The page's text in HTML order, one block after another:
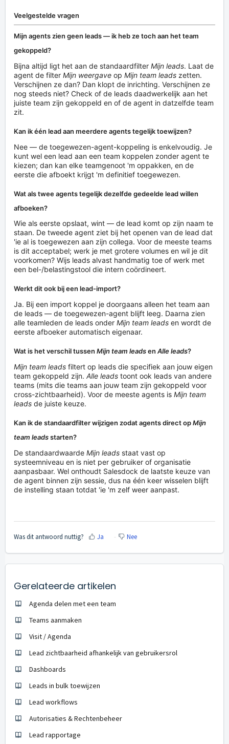
Veelgestelde vragen
Mijn agents zien geen leads — ik heb ze toch aan het team
gekoppeld?
Bijna altijd ligt het aan de standaardfilter Mijn leads. Laat de
agent de filter Mijn weergave op Mijn team leads zetten.
Verschijnen ze dan? Dan klopt de inrichting. Verschijnen ze
nog steeds niet? Check of de leads daadwerkelijk aan het
juiste team zijn gekoppeld en of de agent in datzelfde team
zit.
Kan ik één lead aan meerdere agents tegelijk toewijzen?
Nee — de toegewezen-agent-koppeling is enkelvoudig. Je
kunt wel een lead aan een team koppelen zonder agent te
kiezen; dan kan elke teamgenoot 'm oppakken, en de
eerste die afboekt krijgt 'm definitief toegewezen.
Wat als twee agents tegelijk dezelfde gedeelde lead willen
afboeken?
Wie als eerste opslaat, wint — de lead komt op zijn naam te
staan. De tweede agent ziet bij het openen van de lead dat
'ie al is toegewezen aan zijn collega. Voor de meeste teams
is dit acceptabel; werk je met grotere volumes en wil je dit
voorkomen? Wijs leads alvast handmatig toe of werk met
een bel-/belastingstool die intern coördineert.
Werkt dit ook bij een lead-import?
Ja. Bij een import koppel je doorgaans alleen het team aan
de leads — de toegewezen-agent blijft leeg. Daarna zien
alle teamleden de leads onder Mijn team leads en wordt de
eerste afboeker automatisch eigenaar.
Wat is het verschil tussen Mijn team leadsen Alle leads?
Mijn team leads filtert op leads die specifiek aan jouw eigen
team gekoppeld zijn. Alle leads toont ook leads van andere
teams (mits die teams aan jouw team zijn gekoppeld voor
cross-zichtbaarheid). Voor de meeste agents is Mijn team
leads de juiste keuze.
Kan ik de standaardfilter wijzigen zodat agents direct opMijn
team leadsstarten?
De standaardwaarde Mijn leads staat vast op
systeemniveau en is niet per gebruiker of organisatie
aanpasbaar. Wel onthoudt Salesdock de laatste keuze van
de agent binnen zijn sessie, dus na één keer wisselen blijft
de instelling staan totdat 'ie 'm zelf weer aanpast.
Was dit antwoord nuttig? Ja Nee
Gerelateerde artikelen
Agenda delen met een team
Teams aanmaken
Visit / Agenda
Lead zichtbaarheid afhankelijk van gebruikersrol
Dashboards
Leads in bulk toewijzen
Lead workflows
Autorisaties & Rechtenbeheer
Lead rapportage